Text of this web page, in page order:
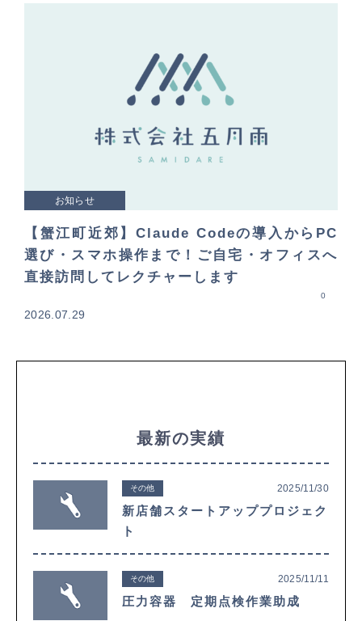
お知らせ
【蟹江町近郊】Claude Codeの導入からPC
選び・スマホ操作まで！ご自宅・オフィスへ
直接訪問してレクチャーします
2026.07.29
0
最新の実績
その他 2025/11/30
新店舗スタートアッププロジェク
ト
その他 2025/11/11
圧力容器 定期点検作業助成